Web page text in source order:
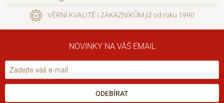
VĚRNÍ KVALITĚ I ZÁKAZNÍKŮM již od roku 1990
NOVINKY NA VÁŠ EMAIL
ODEBÍRAT